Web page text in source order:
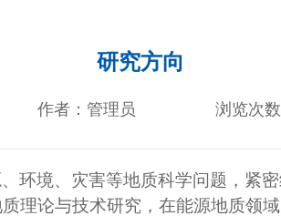
研究方向
作者：管理员 浏览次数
环境、灾害等地质科学问题，紧
理论与技术研究，在能源地质领